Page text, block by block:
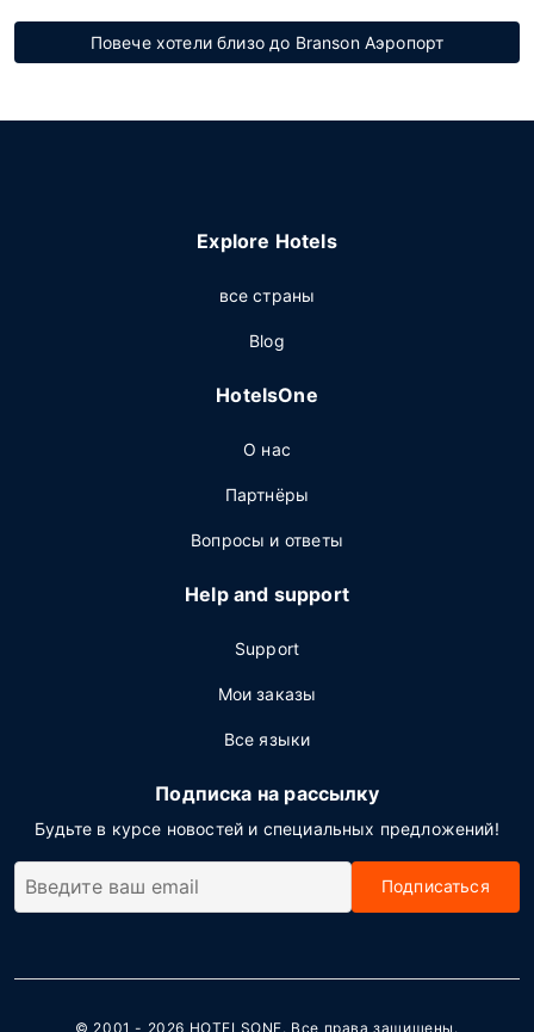
Повече хотели близо до Branson Аэропорт
Explore Hotels
все страны
Blog
HotelsOne
О нас
Партнёры
Вопросы и ответы
Help and support
Support
Мои заказы
Все языки
Подписка на рассылку
Будьте в курсе новостей и специальных предложений!
Подписаться
© 2001 - 2026 HOTELSONE. Все права защищены.